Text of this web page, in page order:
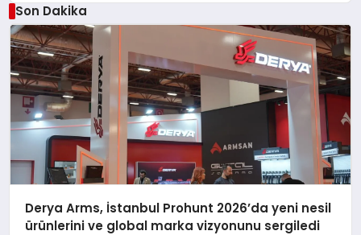
Son Dakika
Derya Arms, İstanbul Prohunt 2026’da yeni nesil
ürünlerini ve global marka vizyonunu sergiledi